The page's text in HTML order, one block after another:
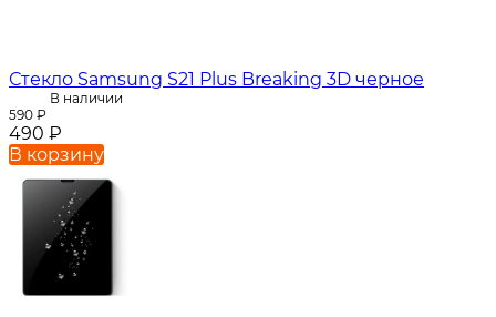
Стекло Samsung S21 Plus Breaking 3D черное
В наличии
590 ₽
490 ₽
В корзину